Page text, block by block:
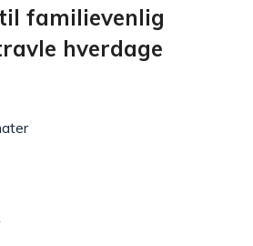
familievenlig
hverdage